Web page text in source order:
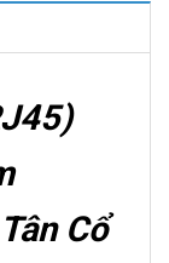
Cổ